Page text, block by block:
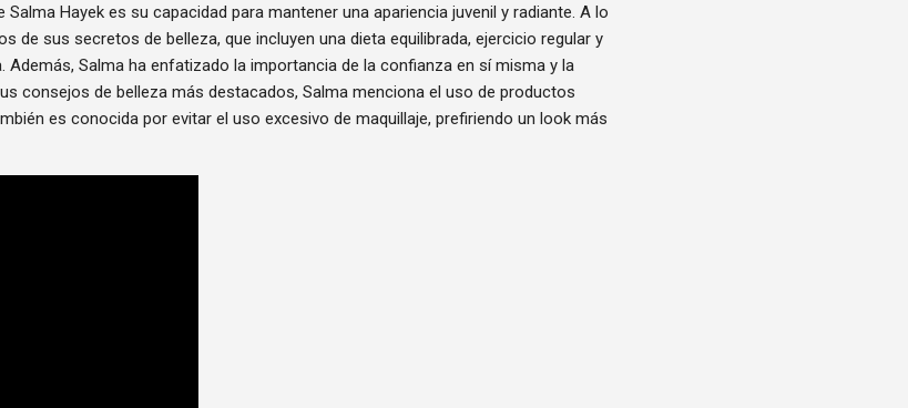
Hayek es su capacidad para mantener una apariencia juvenil y radiante. A lo
de sus secretos de belleza, que incluyen una dieta equilibrada, ejercicio regular y
Además, Salma ha enfatizado la importancia de la confianza en sí misma y la
consejos de belleza más destacados, Salma menciona el uso de productos
es conocida por evitar el uso excesivo de maquillaje, prefiriendo un look más